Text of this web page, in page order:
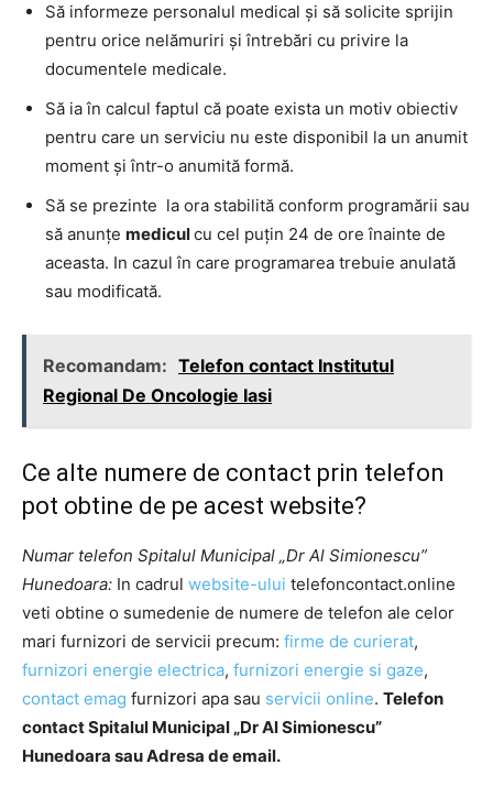
Să informeze personalul medical şi să solicite sprijin
pentru orice nelămuriri şi întrebări cu privire la
documentele medicale.
Să ia în calcul faptul că poate exista un motiv obiectiv
pentru care un serviciu nu este disponibil la un anumit
moment şi într-o anumită formă.
Să se prezinte la ora stabilită conform programării sau
să anunţe mediculcu cel puţin 24 de ore înainte de
aceasta. In cazul în care programarea trebuie anulată
sau modificată.
Recomandam: Telefon contact Institutul
Regional De Oncologie Iasi
Ce alte numere de contact prin telefon
pot obtine de pe acest website?
Numar telefon Spitalul Municipal „Dr Al Simionescu”
Hunedoara: In cadrul website-ului telefoncontact.online
veti obtine o sumedenie de numere de telefon ale celor
mari furnizori de servicii precum: firme de curierat,
furnizori energie electrica, furnizori energie si gaze,
contact emag furnizori apa sau servicii online. Telefon
contact Spitalul Municipal „Dr Al Simionescu”
Hunedoara sau Adresa de email.